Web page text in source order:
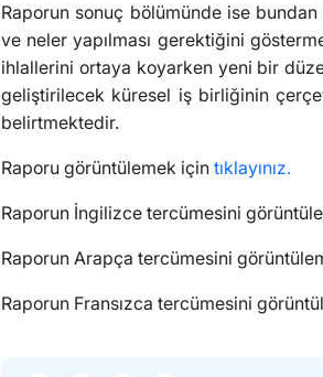
Raporun sonuç bölümünde ise bundan
ve neler yapılması gerektiğini
ihlallerini ortaya koyarken yeni bir
geliştirilecek küresel iş birliğinin
belirtmektedir.
Raporu görüntülemek için tıklayınız.
Raporun İngilizce tercümesini
Raporun Arapça tercümesini
Raporun Fransızca tercümesini